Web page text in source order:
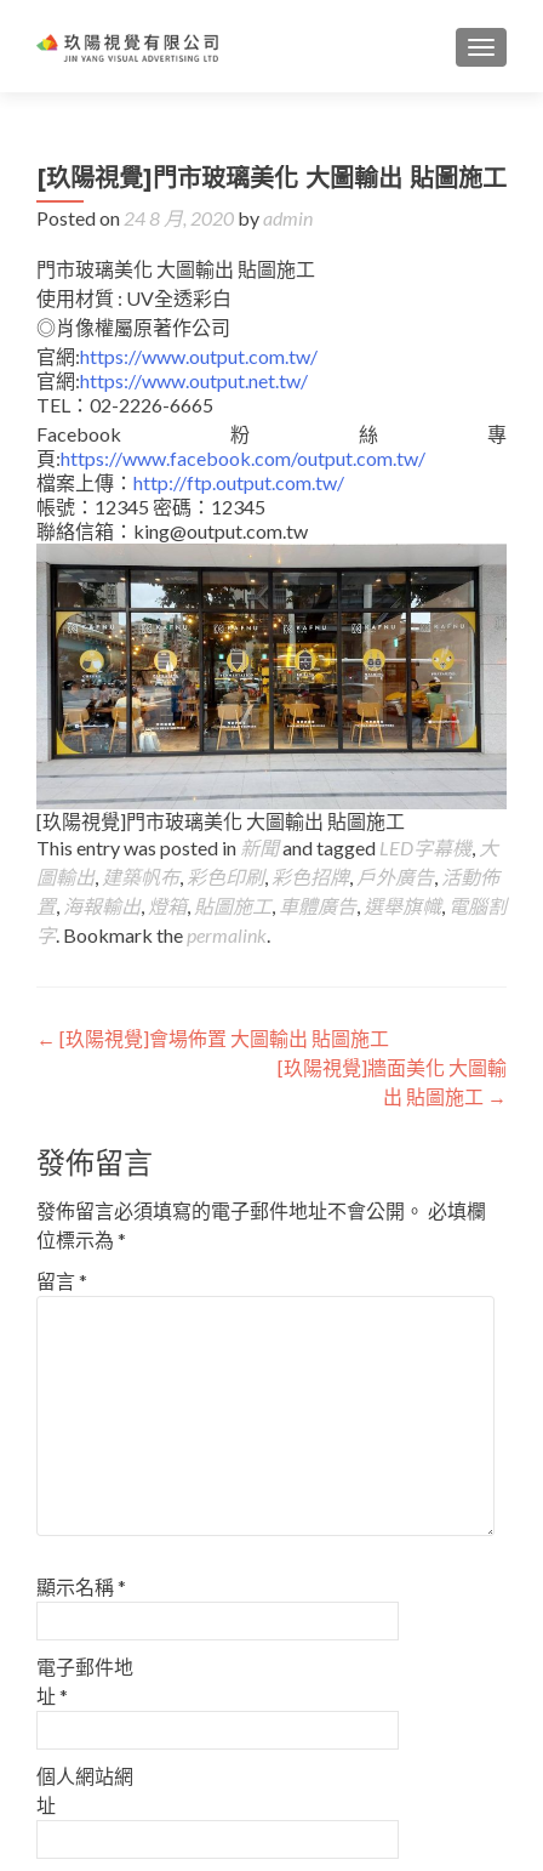
[玖陽視覺]門市玻璃美化 大圖輸出 貼圖施工
Posted on 24 8 月, 2020 byadmin
門市玻璃美化 大圖輸出 貼圖施工
使用材質 : UV全透彩白
◎肖像權屬原著作公司
官網:https://www.output.com.tw/
官網:https://www.output.net.tw/
TEL：02-2226-6665
Facebook粉絲專
頁:https://www.facebook.com/output.com.tw/
檔案上傳： http://ftp.output.com.tw/
帳號：12345 密碼：12345
聯絡信箱：king@output.com.tw
[玖陽視覺]門市玻璃美化 大圖輸出 貼圖施工
This entry was posted in 新聞and tagged LED字幕機, 大
圖輸出, 建築帆布, 彩色印刷, 彩色招牌, 戶外廣告, 活動佈
置, 海報輸出, 燈箱, 貼圖施工, 車體廣告, 選舉旗幟, 電腦割
字. Bookmark the permalink
Post
← [玖陽視覺]會場佈置 大圖輸出 貼圖施工
[玖陽視覺]牆面美化 大圖輸
出 貼圖施工 →
發佈留言
發佈留言必須填寫的電子郵件地址不會公開。 必填欄
位標示為 *
留言*
顯示名稱*
電子郵件地
址*
個人網站網
址